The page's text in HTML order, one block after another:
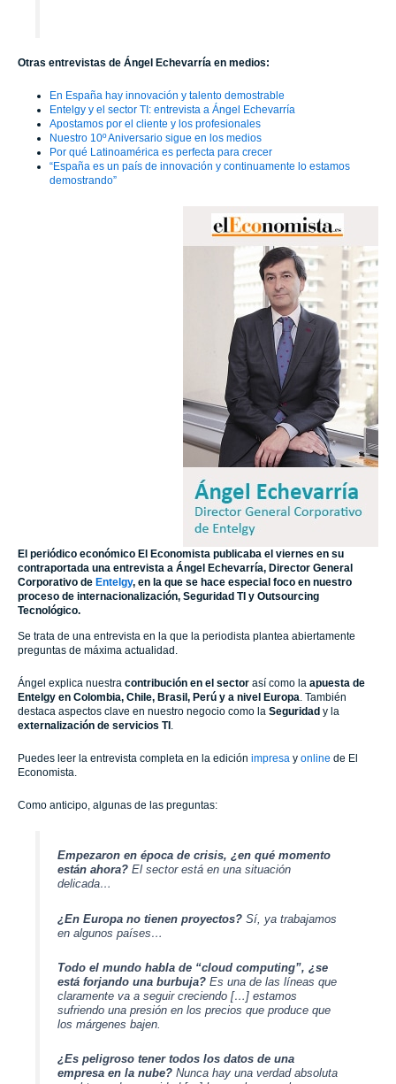
Otras entrevistas de Ángel Echevarría en medios:
En España hay innovación y talento demostrable
Entelgy y el sector TI: entrevista a Ángel Echevarría
Apostamos por el cliente y los profesionales
Nuestro 10º Aniversario sigue en los medios
Por qué Latinoamérica es perfecta para crecer
“España es un país de innovación y continuamente lo estamos
demostrando”
El periódico económico El Economista publicaba el viernes en su
contraportada una entrevista a Ángel Echevarría, Director General
Corporativo de Entelgy, en la que se hace especial foco en nuestro
proceso de internacionalización, Seguridad TI y Outsourcing
Tecnológico.
Se trata de una entrevista en la que la periodista plantea abiertamente
preguntas de máxima actualidad.
Ángel explica nuestra contribución en el sector así como la apuesta de
Entelgy en Colombia, Chile, Brasil, Perú y a nivel Europa. También
destaca aspectos clave en nuestro negocio como la Seguridad y la
externalización de servicios TI .
Puedes leer la entrevista completa en la edición impresa y online de El
Economista.
Como anticipo, algunas de las preguntas:
Empezaron en época de crisis, ¿en qué momento
están ahora? El sector está en una situación
delicada…
¿En Europa no tienen proyectos? Sí, ya trabajamos
en algunos países…
Todo el mundo habla de “cloud computing”, ¿se
está forjando una burbuja? Es una de las líneas que
claramente va a seguir creciendo […] estamos
sufriendo una presión en los precios que produce que
los márgenes bajen.
¿Es peligroso tener todos los datos de una
empresa en la nube? Nunca hay una verdad absoluta